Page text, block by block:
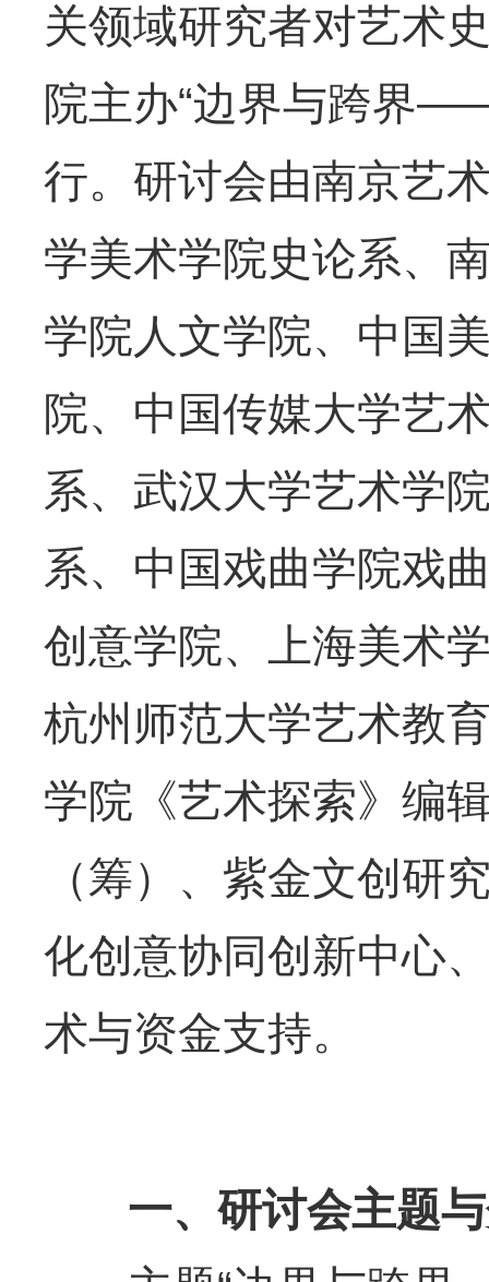
关领域研究者对艺术
院主办“边界与跨界
行。研讨会由南京艺
学美术学院史论系、
学院人文学院、中国
院、中国传媒大学艺
系、武汉大学艺术学
系、中国戏曲学院戏
创意学院、上海美术
杭州师范大学艺术教
学院《艺术探索》编
（筹）、紫金文创研
化创意协同创新中心
术与资金支持。
一、研讨会主题与